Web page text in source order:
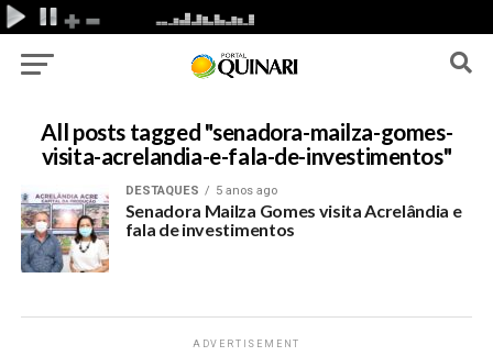
All posts tagged "senadora-mailza-gomes-
visita-acrelandia-e-fala-de-investimentos"
DESTAQUES 5 anos ago
Senadora Mailza Gomes visita Acrelândia e
fala de investimentos
ADVERTISEMENT